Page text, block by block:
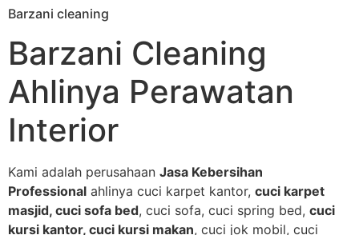
Skip
content
Barzani cleaning
Barzani Cleaning
Ahlinya Perawatan
Interior
Kami adalah perusahaan Jasa Kebersihan
Professional ahlinya cuci karpet kantor, cuci karpet
masjid, cuci sofa bed, cuci sofa, cuci spring bed, cuci
kursi kantor, cuci kursi makan, cuci jok mobil, cuci